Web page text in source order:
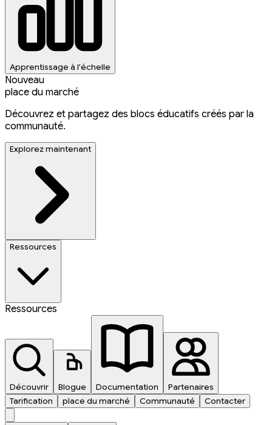
Apprentissage à l'échelle
Nouveau
place du marché
Découvrez et partagez des blocs éducatifs créés par la
communauté.
Explorez maintenant
Ressources
Ressources
Découvrir Blogue Documentation
Partenaires
Tarification
place du marché Communauté Contacter